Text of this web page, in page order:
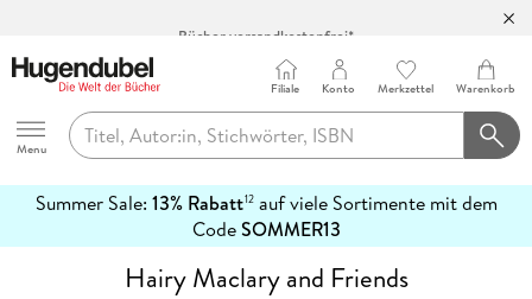
100 Tage Rückgaberecht***
Abholung in über 100 Filialen
Hugendubel
Menu
Filiale Konto Merkzettel Warenkorb
Summer Sale: 13% Rabatt12auf viele Sortimente mit dem
CodeSOMMER13
erfahren
Hairy Maclary and Friends